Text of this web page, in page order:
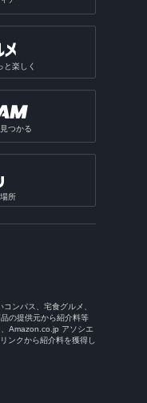
と楽しく
つかる
所
ンパス、宅食グルメ、
の提供元から紹介料等
Amazon.co.jp アソシエ
ンクから紹介料を獲得し